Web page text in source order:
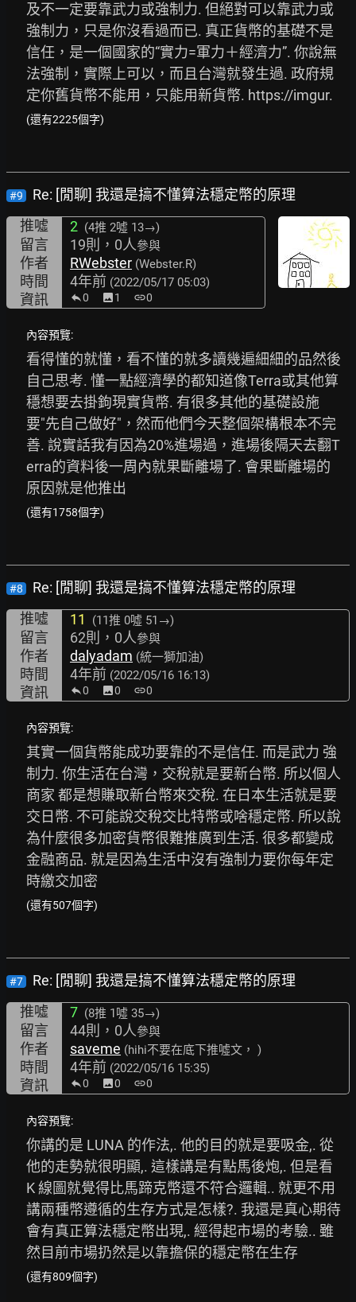
及不一定要靠武力或強制力. 但絕對可以靠武力或
強制力，只是你沒看過而已. 真正貨幣的基礎不是
信任，是一個國家的“實力=軍力＋經濟力”. 你說無
法強制，實際上可以，而且台灣就發生過. 政府規
定你舊貨幣不能用，只能用新貨幣. https://imgur.
(還有2225個字)
#9
Re: [閒聊] 我還是搞不懂算法穩定幣的原理
推噓
2 (4推 2噓 13→)
留言 19則，0人參與
作者 RWebster (Webster.R)
時間 4年前 (2022/05/17 05:03)
資訊 0 image1 link0
內容預覽:
看得懂的就懂，看不懂的就多讀幾遍細細的品然後
自己思考. 懂一點經濟學的都知道像Terra或其他算
穩想要去掛鉤現實貨幣. 有很多其他的基礎設施
要"先自己做好"，然而他們今天整個架構根本不完
善. 說實話我有因為20%進場過，進場後隔天去翻T
erra的資料後一周內就果斷離場了. 會果斷離場的
原因就是他推出
(還有1758個字)
#8
Re: [閒聊] 我還是搞不懂算法穩定幣的原理
推噓
11 (11推 0噓 51→)
留言 62則，0人參與
作者 dalyadam (統一獅加油)
時間 4年前 (2022/05/16 16:13)
資訊 0 image0 link0
內容預覽:
其實一個貨幣能成功要靠的不是信任. 而是武力 強
制力. 你生活在台灣，交稅就是要新台幣. 所以個人
商家 都是想賺取新台幣來交稅. 在日本生活就是要
交日幣. 不可能說交稅交比特幣或啥穩定幣. 所以說
為什麼很多加密貨幣很難推廣到生活. 很多都變成
金融商品. 就是因為生活中沒有強制力要你每年定
時繳交加密
(還有507個字)
#7
Re: [閒聊] 我還是搞不懂算法穩定幣的原理
推噓
7 (8推 1噓 35→)
留言 44則，0人參與
作者 saveme (hihi不要在底下推噓文， )
時間 4年前 (2022/05/16 15:35)
資訊 0 image0 link0
內容預覽:
你講的是 LUNA 的作法,. 他的目的就是要吸金,. 從
他的走勢就很明顯,. 這樣講是有點馬後炮,. 但是看
K 線圖就覺得比馬蹄克幣還不符合邏輯.. 就更不用
講兩種幣遵循的生存方式是怎樣?. 我還是真心期待
會有真正算法穩定幣出現,. 經得起市場的考驗.. 雖
然目前市場扔然是以靠擔保的穩定幣在生存
(還有809個字)